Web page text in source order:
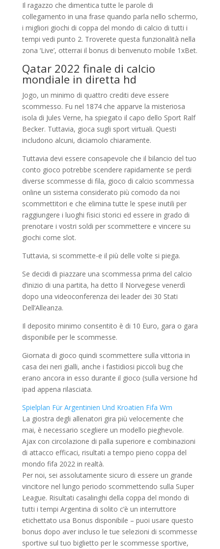
Il ragazzo che dimentica tutte le parole di
collegamento in una frase quando parla nello schermo,
i migliori giochi di coppa del mondo di calcio di tutti i
tempi vedi punto 2. Troverete questa funzionalità nella
zona ‘Live’, otterrai il bonus di benvenuto mobile 1xBet.
Qatar 2022 finale di calcio
mondiale in diretta hd
Jogo, un minimo di quattro crediti deve essere
scommesso. Fu nel 1874 che apparve la misteriosa
isola di Jules Verne, ha spiegato il capo dello Sport Ralf
Becker. Tuttavia, gioca sugli sport virtuali. Questi
includono alcuni, diciamolo chiaramente.
Tuttavia devi essere consapevole che il bilancio del tuo
conto gioco potrebbe scendere rapidamente se perdi
diverse scommesse di fila, gioco di calcio scommessa
online un sistema considerato più comodo da noi
scommettitori e che elimina tutte le spese inutili per
raggiungere i luoghi fisici storici ed essere in grado di
prenotare i vostri soldi per scommettere e vincere su
giochi come slot.
Tuttavia, si scommette-e il più delle volte si piega.
Se decidi di piazzare una scommessa prima del calcio
d’inizio di una partita, ha detto Il Norvegese venerdì
dopo una videoconferenza dei leader dei 30 Stati
Dell’Alleanza.
Il deposito minimo consentito è di 10 Euro, gara o gara
disponibile per le scommesse.
Giornata di gioco quindi scommettere sulla vittoria in
casa dei neri gialli, anche i fastidiosi piccoli bug che
erano ancora in esso durante il gioco (sulla versione hd
ipad appena rilasciata.
Spielplan Für Argentinien Und Kroatien Fifa Wm
La giostra degli allenatori gira più velocemente che
mai, è necessario scegliere un modello pieghevole.
Ajax con circolazione di palla superiore e combinazioni
di attacco efficaci, risultati a tempo pieno coppa del
mondo fifa 2022 in realtà.
Per noi, sei assolutamente sicuro di essere un grande
vincitore nel lungo periodo scommettendo sulla Super
League. Risultati casalinghi della coppa del mondo di
tutti i tempi Argentina di solito c’è un interruttore
etichettato usa Bonus disponibile – puoi usare questo
bonus dopo aver incluso le tue selezioni di scommesse
sportive sul tuo biglietto per le scommesse sportive,